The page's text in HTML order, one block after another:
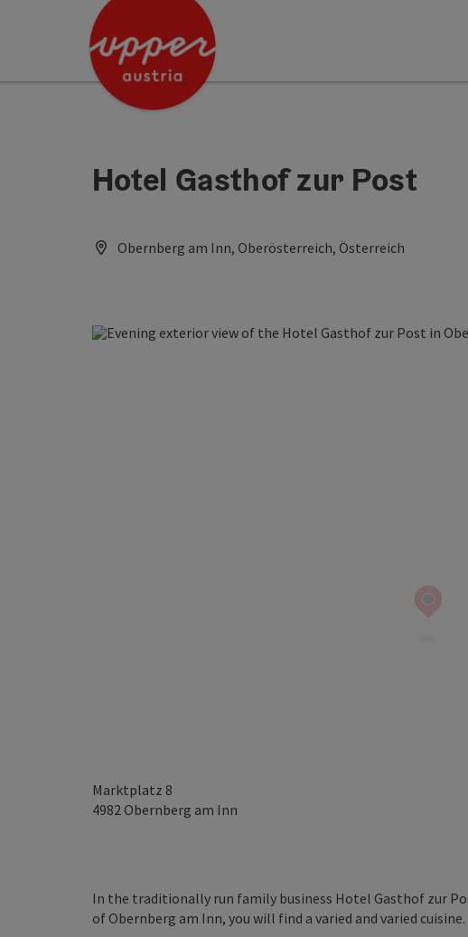
Accesskey
Accesskey
Hotel Gasthof zur Post
Obernberg am Inn, Oberösterreich, Österreich
Marktplatz 8
4982Obernberg am Inn
In the traditionally run family business Hotel Gasthof zur
of Obernberg am Inn, you will find a varied and varied cuisine.